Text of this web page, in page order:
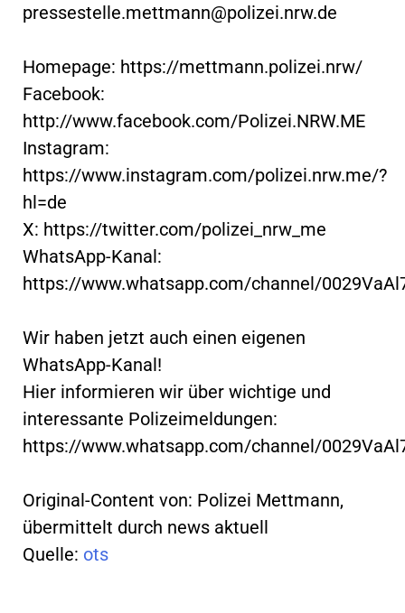
pressestelle.mettmann@polizei.nrw.de
Homepage: https://mettmann.polizei.nrw/
Facebook:
http://www.facebook.com/Polizei.NRW.ME
Instagram:
https://www.instagram.com/polizei.nrw.me/?
hl=de
X: https://twitter.com/polizei_nrw_me
WhatsApp-Kanal:
https://www.whatsapp.com/channel/
Wir haben jetzt auch einen eigenen
WhatsApp-Kanal!
Hier informieren wir über wichtige und
interessante Polizeimeldungen:
https://www.whatsapp.com/channel/
Original-Content von: Polizei Mettmann,
übermittelt durch news aktuell
Quelle: ots